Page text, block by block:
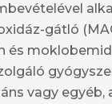
gátló
és
vagy egyéb,